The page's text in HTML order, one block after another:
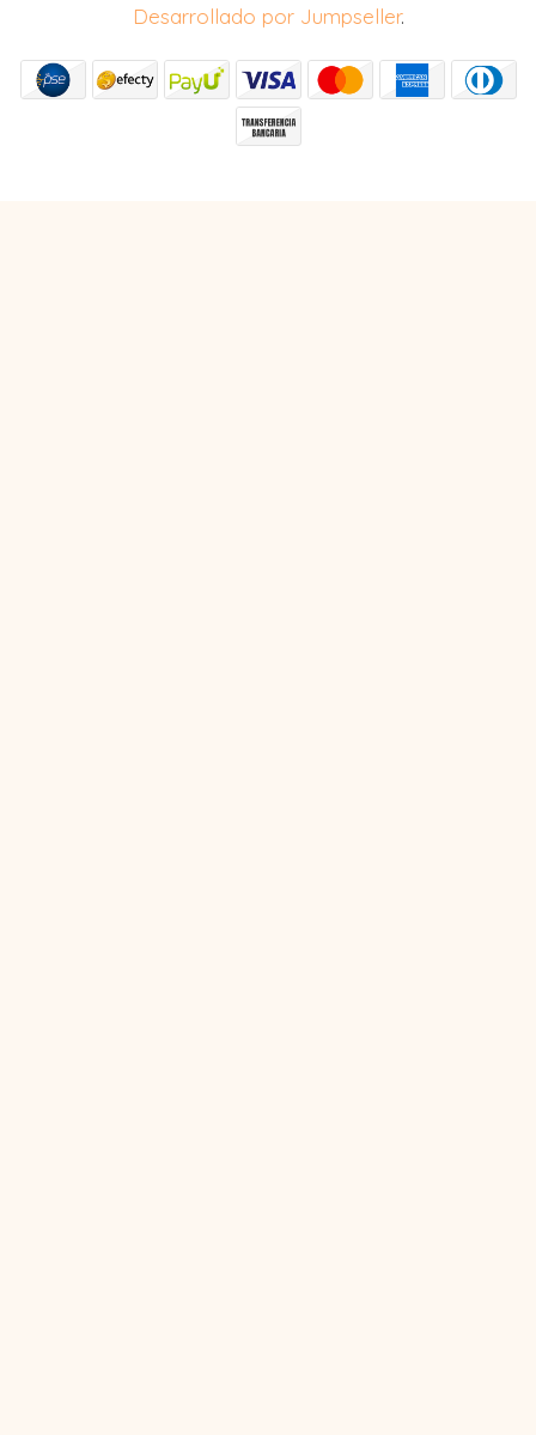
Desarrollado por Jumpseller.